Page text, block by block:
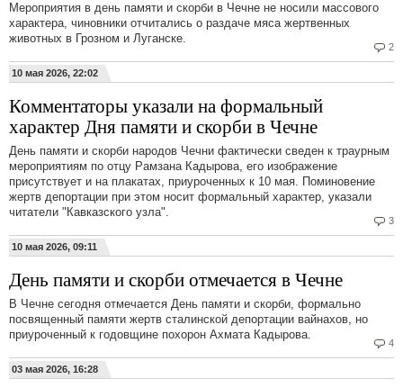
2
Мероприятия в день памяти и скорби в Чечне не носили массового
характера, чиновники отчитались о раздаче мяса жертвенных
животных в Грозном и Луганске.
10 мая 2026, 22:02
3
Комментаторы указали на формальный
характер Дня памяти и скорби в Чечне
День памяти и скорби народов Чечни фактически сведен к траурным
мероприятиям по отцу Рамзана Кадырова, его изображение
присутствует и на плакатах, приуроченных к 10 мая. Поминовение
жертв депортации при этом носит формальный характер, указали
читатели "Кавказского узла".
10 мая 2026, 09:11
4
День памяти и скорби отмечается в Чечне
В Чечне сегодня отмечается День памяти и скорби, формально
посвященный памяти жертв сталинской депортации вайнахов, но
приуроченный к годовщине похорон Ахмата Кадырова.
03 мая 2026, 16:28